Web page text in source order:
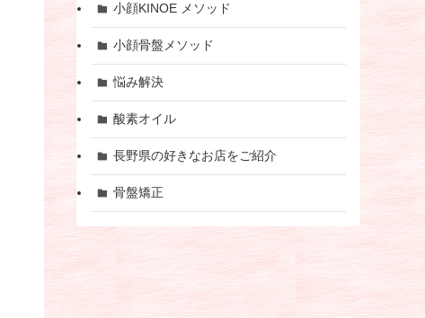
小顔KINOE メソッド
小顔骨盤メソッド
悩み解決
酸素オイル
長野県の好きなお店をご紹介
骨盤矯正